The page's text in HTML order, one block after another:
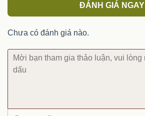
ĐÁNH GIÁ NGAY
Chưa có đánh giá nào.